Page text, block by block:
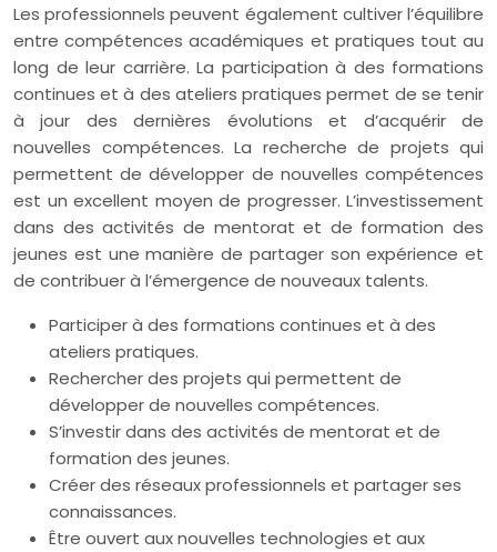
Les professionnels peuvent également cultiver l’équilibre
entre compétences académiques et pratiques tout au
long de leur carrière. La participation à des formations
continues et à des ateliers pratiques permet de se tenir
à jour des dernières évolutions et d’acquérir de
nouvelles compétences. La recherche de projets qui
permettent de développer de nouvelles compétences
est un excellent moyen de progresser. L’investissement
dans des activités de mentorat et de formation des
jeunes est une manière de partager son expérience et
de contribuer à l’émergence de nouveaux talents.
Participer à des formations continues et à des
ateliers pratiques.
Rechercher des projets qui permettent de
développer de nouvelles compétences.
S’investir dans des activités de mentorat et de
formation des jeunes.
Créer des réseaux professionnels et partager ses
connaissances.
Être ouvert aux nouvelles technologies et aux